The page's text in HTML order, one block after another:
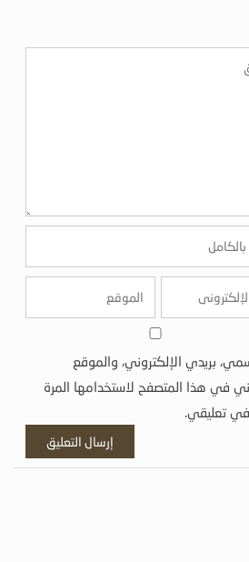
بريدي الإلكتروني، والموقع
في هذا المتصفح لاستخدامها المرة
في تعليقي.